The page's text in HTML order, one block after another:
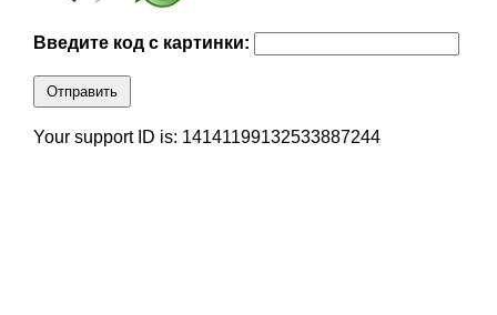
Введите код с картинки:
Отправить
Your support ID is: 14141199132533887244